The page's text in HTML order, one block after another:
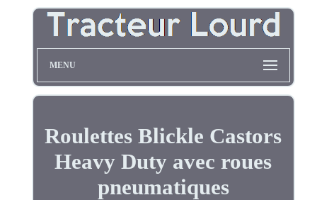
MENU
Roulettes Blickle Castors
Heavy Duty avec roues
pneumatiques